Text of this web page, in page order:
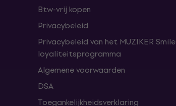
Btw-vrij kopen
Privacybeleid
Privacybeleid van het MUZIKER Smile
loyaliteitsprogramma
Algemene voorwaarden
DSA
Toegankelijkheidsverklaring